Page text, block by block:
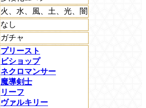
火、水、風、土、光、闇
なし
ガチャ
プリースト
ビショップ
ネクロマンサー
魔導剣士
リーフ
ヴァルキリー